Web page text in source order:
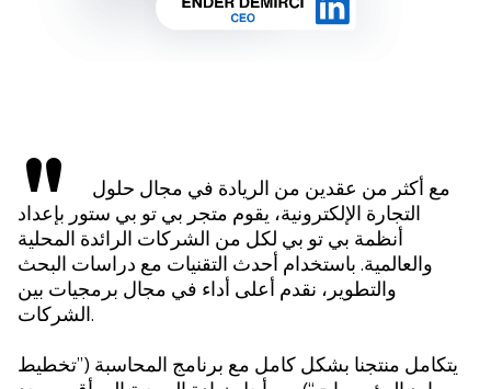
"
التجارة الإلكترونية، يقوم متجر بي تو بي ستور بإعداد
أنظمة بي تو بي لكل من الشركات الرائدة المحلية
والعالمية. باستخدام أحدث التقنيات مع دراسات البحث
والتطوير، نقدم أعلى أداء في مجال برمجيات بين
الشركات.
يتكامل منتجنا بشكل كامل مع برنامج المحاسبة (”تخطيط